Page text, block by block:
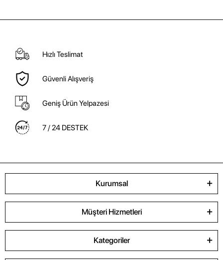
Hızlı Teslimat
Güvenli Alışveriş
Geniş Ürün Yelpazesi
7 / 24 DESTEK
Kurumsal
Müşteri Hizmetleri
Kategoriler